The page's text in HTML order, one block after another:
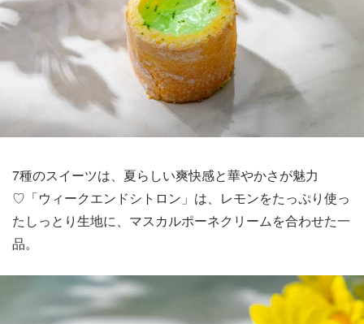
7種のスイーツは、夏らしい爽快感と華やかさが魅力
♡「ウィークエンドシトロン」は、レモンをたっぷり使っ
たしっとり生地に、マスカルポーネクリームを合わせた一
品。